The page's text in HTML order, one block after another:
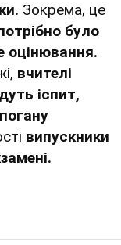
Зокрема, це
було
оцінювання.
вчителі
іспит,
випускники